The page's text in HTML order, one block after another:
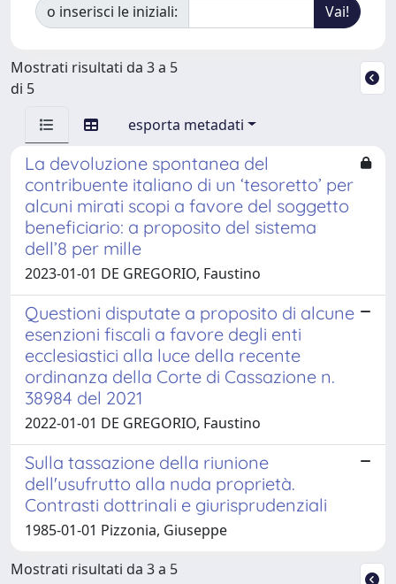
o inserisci le iniziali:
Mostrati risultati da 3 a 5
di 5
esporta metadati
La devoluzione spontanea del
contribuente italiano di un ‘tesoretto’ per
alcuni mirati scopi a favore del soggetto
beneficiario: a proposito del sistema
dell’8 per mille
2023-01-01 DE GREGORIO, Faustino
Questioni disputate a proposito di alcune
esenzioni fiscali a favore degli enti
ecclesiastici alla luce della recente
ordinanza della Corte di Cassazione n.
38984 del 2021
2022-01-01 DE GREGORIO, Faustino
Sulla tassazione della riunione
dell'usufrutto alla nuda proprietà.
Contrasti dottrinali e giurisprudenziali
1985-01-01 Pizzonia, Giuseppe
Mostrati risultati da 3 a 5